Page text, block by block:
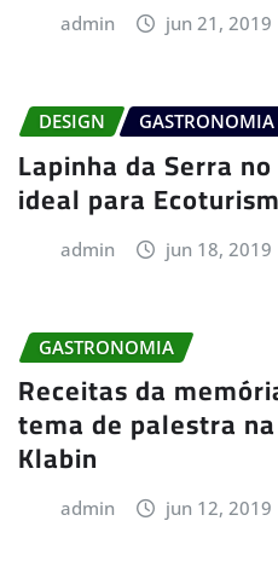
admin jun 21, 2019
DESIGN GASTRONOMIA
Lapinha da Serra
ideal para
admin jun 18, 2019
GASTRONOMIA
Receitas da
tema de palestra
Klabin
admin jun 12, 2019